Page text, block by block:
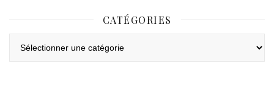
CATÉGORIES